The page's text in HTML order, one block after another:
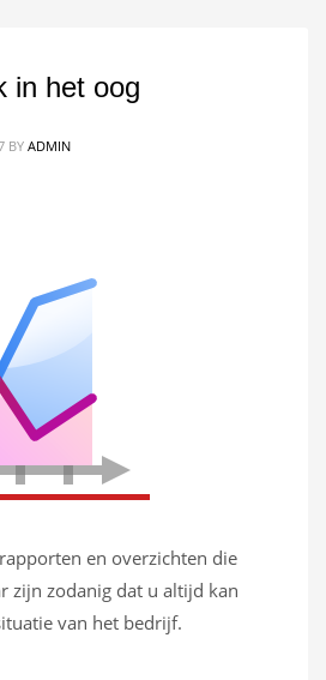
in het oog
BY ADMIN
en overzichten die
zijn zodanig dat u altijd kan
van het bedrijf.